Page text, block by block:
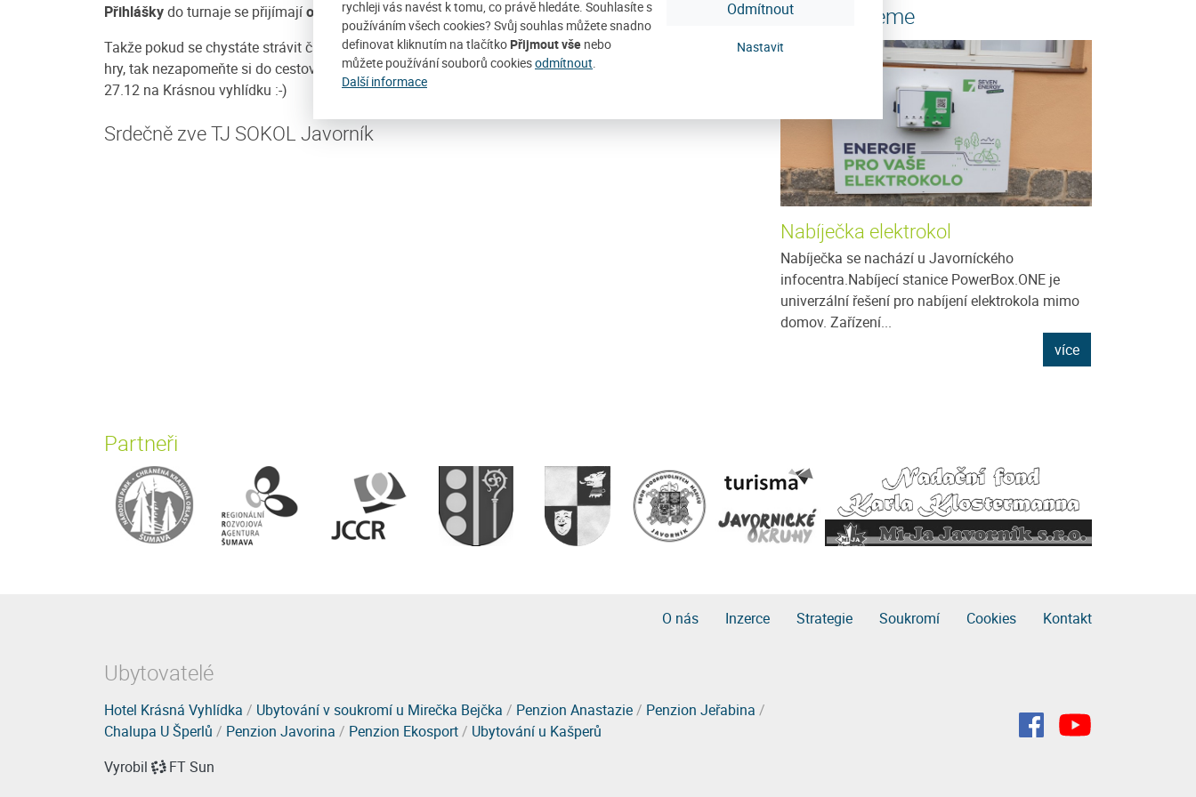
rychleji vás navést k tomu, co právě hledáte. Souhlasíte s
používáním všech cookies? Svůj souhlas můžete snadno
definovat kliknutím na tlačítko Přijmout vše nebo
můžete používání souborů cookiesodmítnout.
Další informace
Odmítnout
Nastavit
Přihláškydo turnaje se přijímajíod 9.30 hod!
Takže pokud se chystáte strávit čas mezi Vánoci a Silvestrem u nás na Javorníku a jste příznivci této
hry, tak nezapomeňte si do cestovní tašky přibalit i ping-pongovou pálku a dorazit za námi v neděli
27.12 na Krásnou vyhlídku :-)
Srdečně zve TJ SOKOL Javorník
Doporučujeme
Nabíječka elektrokol
Nabíječka se nachází u Javorníckého
infocentra.Nabíjecí stanice PowerBox.ONE je
univerzální řešení pro nabíjení elektrokola mimo
domov. Zařízení...
více
Partneři
O nás Inzerce Strategie Soukromí Cookies Kontakt
Ubytovatelé
Hotel Krásná Vyhlídka / Ubytování v soukromí u Mirečka Bejčka / Penzion Anastazie/ Penzion Jeřabina /
Chalupa U Šperlů / Penzion Javorina / Penzion Ekosport/ Ubytování u Kašperů
Vyrobil
FT Sun